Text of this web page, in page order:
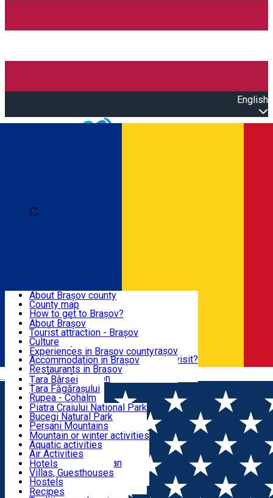
English
Română
BRAȘOV
EXPERIENCES
DESTINATIONS
NATURE
ACTIVE TOURISM
ACCOMMODATION
CULTURAL HERITAGE
About Brașov county
County map
How to get to Brașov?
Tourist Information Centers
Tourist Guides
Brașov Tourism Recommendations
Historical tourist attractions
What would a local recommend to visit?
Tourism news Brașov
Restaurants
About Brașov
Tourist attraction - Brașov
Culture
Tourist Information Center - Brașov
Accommodation in Brașov
Restaurants in Brasov
Usefull information
Experiences in Brașov county
Țara Bârsei
Țara Făgărașului
Rupea - Cohalm
ECO Destinations
Piatra Craiului National Park
Bucegi Natural Park
Perșani Mountains
Făgăraș Mountains
Postăvarul Peak
Măgura Codlei
Ciucaș Mountains
Protected areas
Other natural attractions
Speoturism
Mountain or winter activities
Aquatic activities
Air Activities
Adventure, Equestrian
Cycling, Running
Other activities
Hotels
Villas, Guesthouses
Hostels
Cottages
Recipes